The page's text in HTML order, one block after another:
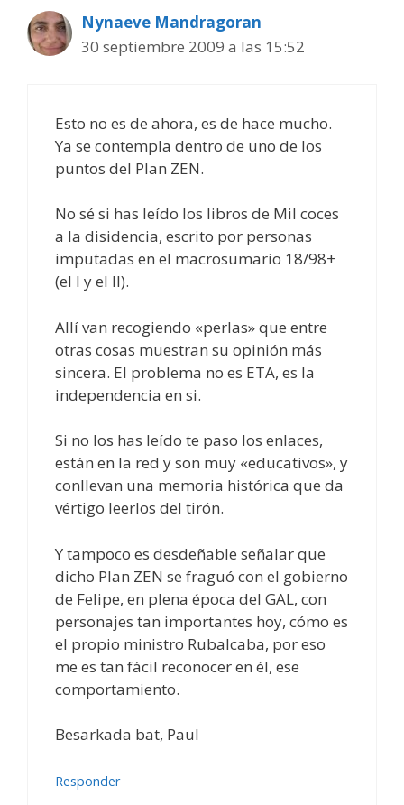
Nynaeve Mandragoran
30 septiembre 2009 a las 15:52
Esto no es de ahora, es de hace mucho.
Ya se contempla dentro de uno de los
puntos del Plan ZEN.
No sé si has leído los libros de Mil coces
a la disidencia, escrito por personas
imputadas en el macrosumario 18/98+
(el I y el II).
Allí van recogiendo «perlas» que entre
otras cosas muestran su opinión más
sincera. El problema no es ETA, es la
independencia en si.
Si no los has leído te paso los enlaces,
están en la red y son muy «educativos», y
conllevan una memoria histórica que da
vértigo leerlos del tirón.
Y tampoco es desdeñable señalar que
dicho Plan ZEN se fraguó con el gobierno
de Felipe, en plena época del GAL, con
personajes tan importantes hoy, cómo es
el propio ministro Rubalcaba, por eso
me es tan fácil reconocer en él, ese
comportamiento.
Besarkada bat, Paul
Responder